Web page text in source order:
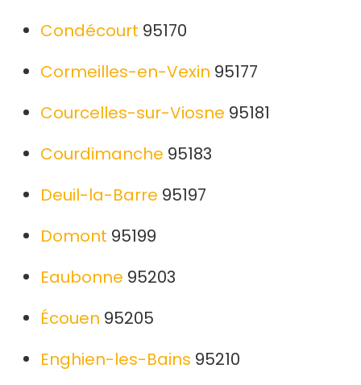
Condécourt 95170
Cormeilles-en-Vexin 95177
Courcelles-sur-Viosne 95181
Courdimanche 95183
Deuil-la-Barre 95197
Domont 95199
Eaubonne 95203
Écouen 95205
Enghien-les-Bains 95210